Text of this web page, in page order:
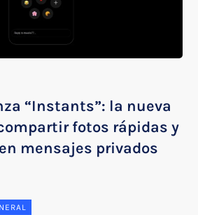
“Instants”: la nueva
fotos rápidas y
mensajes privados